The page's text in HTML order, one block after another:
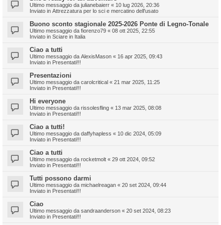
Ultimo messaggio da julianebaierr « 10 lug 2026, 20:36
Inviato in Attrezzatura per lo sci e mercatino dell'usato
Buono sconto stagionale 2025-2026 Ponte di Legno-Tonale
Ultimo messaggio da fiorenzo79 « 08 ott 2025, 22:55
Inviato in Sciare in Italia
Ciao a tutti
Ultimo messaggio da AlexisMason « 16 apr 2025, 09:43
Inviato in Presentati!!!
Presentazioni
Ultimo messaggio da carolcritical « 21 mar 2025, 11:25
Inviato in Presentati!!!
Hi everyone
Ultimo messaggio da rissolesfling « 13 mar 2025, 08:08
Inviato in Presentati!!!
Ciao a tutti!
Ultimo messaggio da daffyhapless « 10 dic 2024, 05:09
Inviato in Presentati!!!
Ciao a tutti
Ultimo messaggio da rocketmolt « 29 ott 2024, 09:52
Inviato in Presentati!!!
Tutti possono darmi
Ultimo messaggio da michaelreagan « 20 set 2024, 09:44
Inviato in Presentati!!!
Ciao
Ultimo messaggio da sandraanderson « 20 set 2024, 08:23
Inviato in Presentati!!!